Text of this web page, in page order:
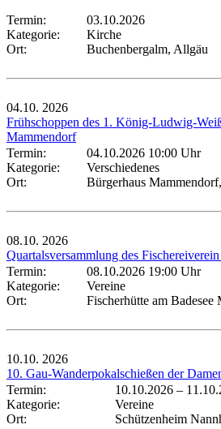
Termin:
03.10.2026
Kategorie:
Kirche
Ort:
Buchenbergalm, Allgäu
04.10. 2026
Frühschoppen des 1. König-Ludwig-
Mammendorf
Termin:
04.10.2026 10:00 Uhr
Kategorie:
Verschiedenes
Ort:
Bürgerhaus
08.10. 2026
Quartalsversammlung des
Termin:
08.10.2026 19:00 Uhr
Kategorie:
Vereine
Ort:
Fischerhütte am Badesee
10.10. 2026
10. Gau-Wanderpokalschießen der
Termin:
10.10.2026 –
Kategorie:
Vereine
Ort:
Schützenheim